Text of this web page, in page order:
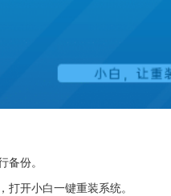
份。
开小白一键重装系统。